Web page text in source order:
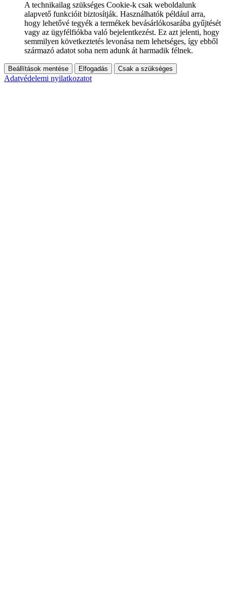
A technikailag szükséges Cookie-k csak weboldalunk
alapvető funkcióit biztosítják. Használhatók például arra,
hogy lehetővé tegyék a termékek bevásárlókosarába gyűjtését
vagy az ügyfélfiókba való bejelentkezést. Ez azt jelenti, hogy
semmilyen következtetés levonása nem lehetséges, így ebből
származó adatot soha nem adunk át harmadik félnek.
Beállítások mentése Elfogadás Csak a szükséges
Adatvédelemi nyilatkozatot